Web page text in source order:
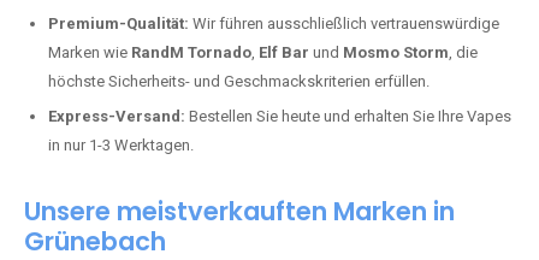
Premium-Qualität: Wir führen ausschließlich vertrauenswürdige
Marken wie RandM Tornado, Elf Bar und Mosmo Storm, die
höchste Sicherheits- und Geschmackskriterien erfüllen.
Express-Versand: Bestellen Sie heute und erhalten Sie Ihre Vapes
in nur 1-3 Werktagen.
Unsere meistverkauften Marken in
Grünebach